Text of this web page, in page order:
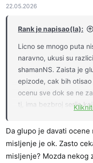
22.05.2026
Rank je napisao(la):
Licno se mnogo puta
naravno, ukusi su
shamanNS. Zaista je
epizode, cak bih
ocenu sve dok se ne
tj, ima bezbroj serija
Da glupo je davati
misljenje je ok. Zasto
misljenje? Mozda nekog